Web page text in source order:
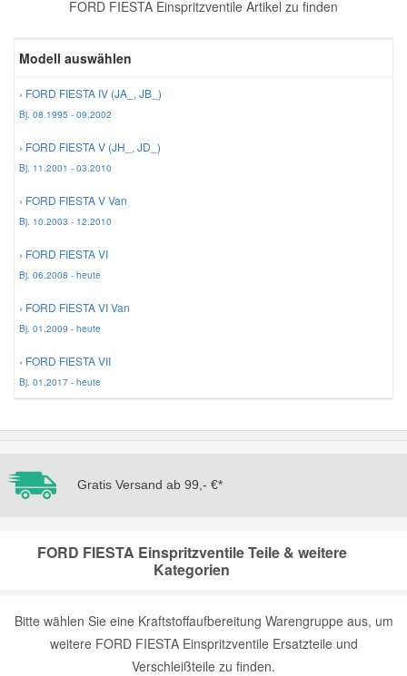
FORD FIESTA Einspritzventile Artikel zu finden
Modell auswählen
› FORD FIESTA IV (JA_, JB_)
Bj. 08.1995 - 09.2002
› FORD FIESTA V (JH_, JD_)
Bj. 11.2001 - 03.2010
› FORD FIESTA V Van
Bj. 10.2003 - 12.2010
› FORD FIESTA VI
Bj. 06.2008 - heute
› FORD FIESTA VI Van
Bj. 01.2009 - heute
› FORD FIESTA VII
Bj. 01.2017 - heute
Gratis Versand ab 99,- €*
FORD FIESTA Einspritzventile Teile & weitere
Kategorien
Bitte wählen Sie eine Kraftstoffaufbereitung Warengruppe aus, um
weitere FORD FIESTA Einspritzventile Ersatzteile und
Verschleißteile zu finden.
Zündanlage und Glühanlage
Lancia Ersatzteile
Mazda Ersatzteile
Mercedes Ersatzteile
Mini Ersatzteile
Nissan Ersatzteile